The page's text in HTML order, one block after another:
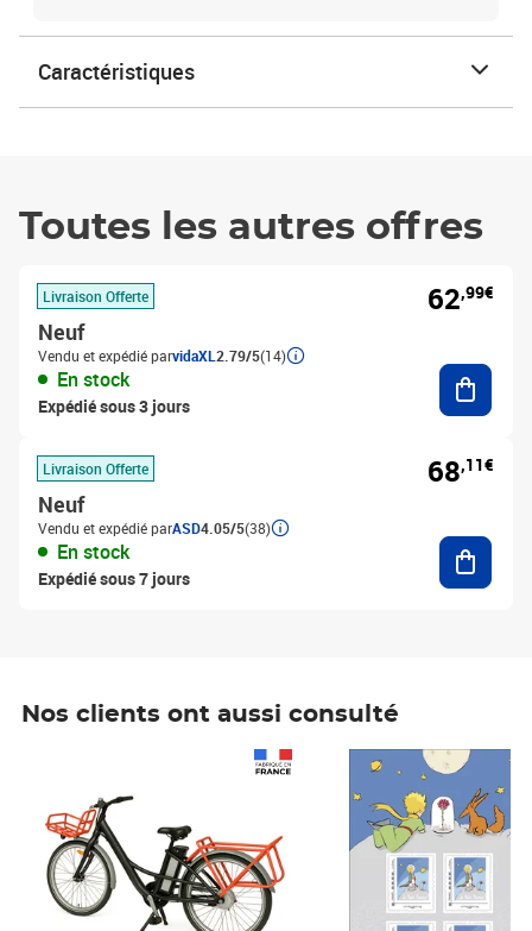
Caractéristiques
Toutes les autres offres
Livraison Offerte
Neuf
Vendu et expédié parvidaXL 2.79/5(14)
En stock
Expédié sous 3 jours
62,99€
Livraison Offerte
Neuf
Vendu et expédié parASD4.05/5(38)
En stock
Expédié sous 7 jours
68,11€
Nos clients ont aussi consulté
Prix 7,50€